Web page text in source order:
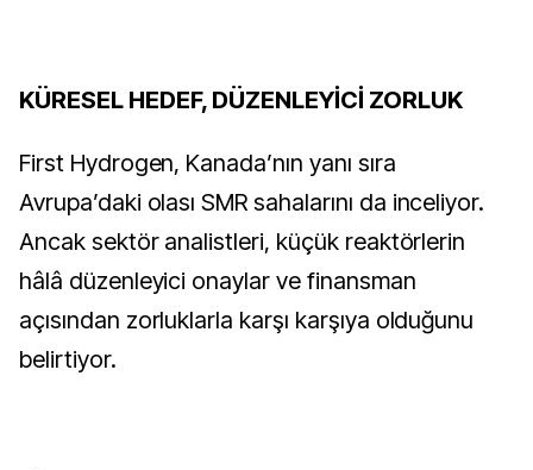
KÜRESEL HEDEF, DÜZENLEYİCİ ZORLUK
First Hydrogen, Kanada’nın yanı sıra
Avrupa’daki olası SMR sahalarını da inceliyor.
Ancak sektör analistleri, küçük reaktörlerin
hâlâ düzenleyici onaylar ve finansman
açısından zorluklarla karşı karşıya olduğunu
belirtiyor.